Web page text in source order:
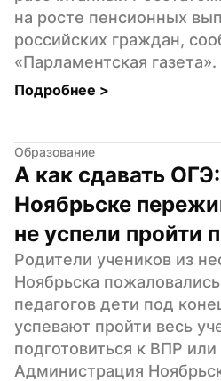
на росте пенсионных
российских граждан,
«Парламентская газета».
Подробнее >
Образование
А как сдавать
Ноябрьске
не успели пройти
Родители учеников из
Ноябрьска
педагогов дети под
успевают пройти весь
подготовиться к ВПР или
Администрация